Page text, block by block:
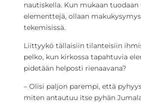
nautiskella. Kun mukaan tuodaan
elementtejä, ollaan
tekemisissä.
Liittyykö tällaisiin tilanteisiin
pelko, kun kirkossa tapahtuvia
pidetään helposti rienaavana?
– Olisi paljon parempi, että
miten antautuu itse pyhän